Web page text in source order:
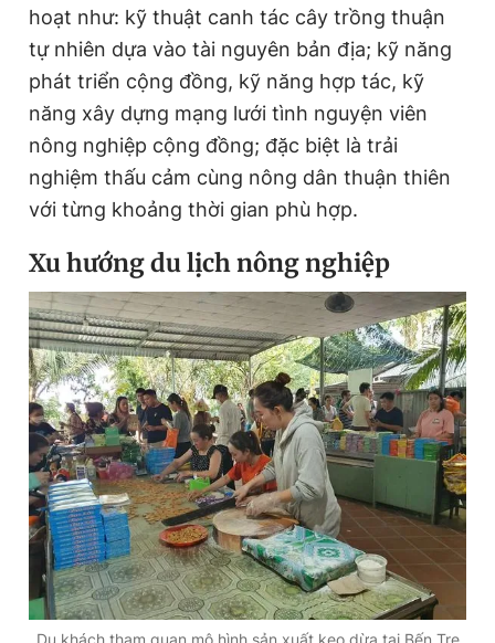
hoạt như: kỹ thuật canh tác cây trồng thuận
tự nhiên dựa vào tài nguyên bản địa; kỹ năng
phát triển cộng đồng, kỹ năng hợp tác, kỹ
năng xây dựng mạng lưới tình nguyện viên
nông nghiệp cộng đồng; đặc biệt là trải
nghiệm thấu cảm cùng nông dân thuận thiên
với từng khoảng thời gian phù hợp.
Xu hướng du lịch nông nghiệp
Du khách tham quan mô hình sản xuất kẹo dừa tại Bến Tre